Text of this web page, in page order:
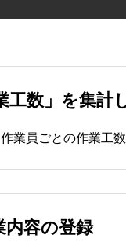
向け】
工数」を集
容の登録